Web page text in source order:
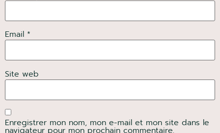
Email *
Site web
Enregistrer mon nom, mon e-mail et mon site dans le
navigateur pour mon prochain commentaire.